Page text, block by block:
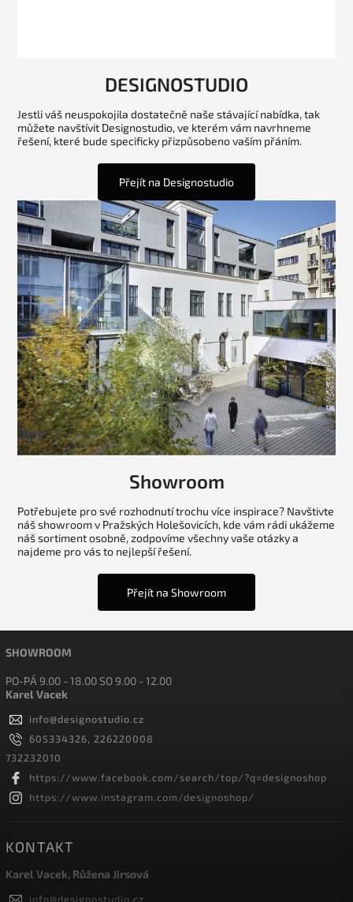
DESIGNOSTUDIO
Jestli váš neuspokojila dostatečně naše stávající nabídka, tak
můžete navštívit Designostudio, ve kterém vám navrhneme
řešení, které bude specificky přizpůsobeno vaším přáním.
Přejít na Designostudio
Showroom
Potřebujete pro své rozhodnutí trochu více inspirace? Navštivte
náš showroom v Pražských Holešovicích, kde vám rádi ukážeme
náš sortiment osobně, zodpovíme všechny vaše otázky a
najdeme pro vás to nejlepší řešení.
Přejít na Showroom
SHOWROOM
PO-PÁ 9.00 - 18.00 SO 9.00 - 12.00
Karel Vacek
info@designostudio.cz
605334326, 226220008
732232010
https://www.facebook.com/search/top/?q=designoshop
https://www.instagram.com/designoshop/
KONTAKT
Karel Vacek, Růžena Jirsová
info@designostudio.cz